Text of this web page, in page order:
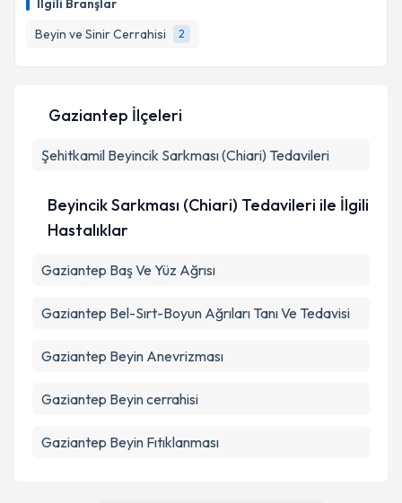
İlgili Branşlar
Beyin ve Sinir Cerrahisi
2
takvim hazırlandığında e-posta ile bilgilendireceğiz.
Metni'ni okudum ve kişisel verilerimin belirtilen
Gaziantep İlçeleri
Şehitkamil Beyincik Sarkması (Chiari) Tedavileri
Beyincik Sarkması (Chiari) Tedavileri ile İlgili
Hastalıklar
Gaziantep Baş Ve Yüz Ağrısı
Gaziantep Bel-Sırt-Boyun Ağrıları Tanı Ve Tedavisi
Gaziantep Beyin Anevrizması
Gaziantep Beyin cerrahisi
Gaziantep Beyin Fıtıklanması